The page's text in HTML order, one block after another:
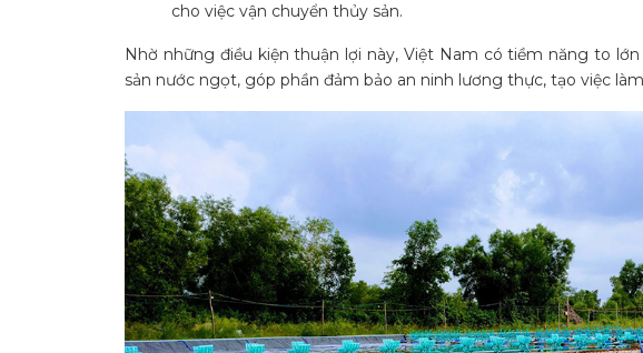
cho việc vận chuyển thủy sản.
Nhờ những điều kiện thuận lợi này, Việt Nam có tiềm năng to
sản nước ngọt, góp phần đảm bảo an ninh lương thực, tạo việc